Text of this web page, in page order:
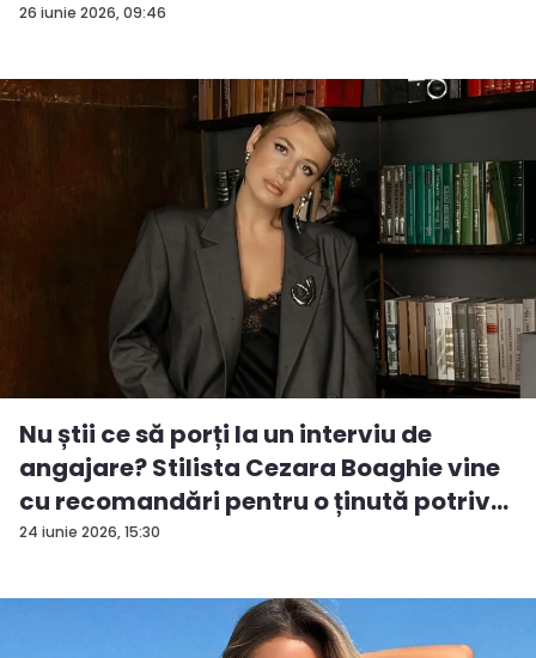
26 iunie 2026, 09:46
24 iunie 2026, 15:30
Nu știi ce să porți la un interviu de
angajare? Stilista Cezara Boaghie vine
cu recomandări pentru o ținută potriv...